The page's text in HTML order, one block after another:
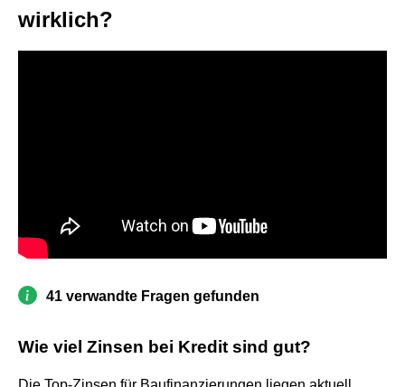
wirklich?
41 verwandte Fragen gefunden
Wie viel Zinsen bei Kredit sind gut?